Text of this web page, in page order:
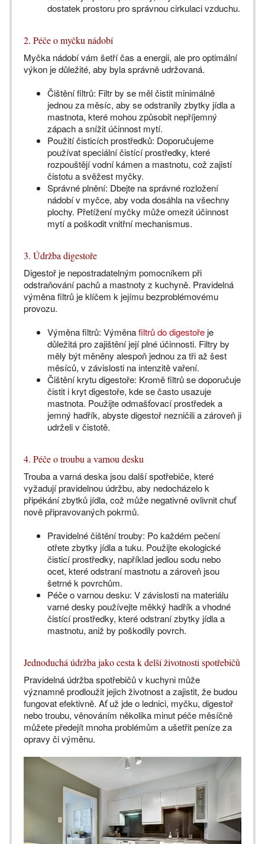
dostatek prostoru pro správnou cirkulaci vzduchu.
2. Péče o myčku nádobí
Myčka nádobí vám šetří čas a energii, ale pro optimální
výkon je důležité, aby byla správně udržovaná.
Čištění filtrů: Filtr by se měl čistit minimálně
jednou za měsíc, aby se odstranily zbytky jídla a
mastnota, které mohou způsobit nepříjemný
zápach a snížit účinnost mytí.
Použití čisticích prostředků: Doporučujeme
používat speciální čistící prostředky, které
rozpouštějí vodní kámen a mastnotu, což zajistí
čistotu a svěžest myčky.
Správné plnění: Dbejte na správné rozložení
nádobí v myčce, aby voda dosáhla na všechny
plochy. Přetížení myčky může omezit účinnost
mytí a poškodit vnitřní mechanismus.
3. Údržba digestoře
Digestoř je nepostradatelným pomocníkem při
odstraňování pachů a mastnoty z kuchyně. Pravidelná
výměna filtrů je klíčem k jejímu bezproblémovému
provozu.
Výměna filtrů: Výměnafiltrů do digestoře je
důležitá pro zajištění její plné účinnosti. Filtry by
měly být měněny alespoň jednou za tři až šest
měsíců, v závislosti na intenzitě vaření.
Čištění krytu digestoře: Kromě filtrů se doporučuje
čistit i kryt digestoře, kde se často usazuje
mastnota. Použijte odmašťovací prostředek a
jemný hadřík, abyste digestoř nezničili a zároveň ji
udrželi v čistotě.
4. Péče o troubu a varnou desku
Trouba a varná deska jsou další spotřebiče, které
vyžadují pravidelnou údržbu, aby nedocházelo k
připékání zbytků jídla, což může negativně ovlivnit chuť
nově připravovaných pokrmů.
Pravidelné čištění trouby: Po každém pečení
otřete zbytky jídla a tuku. Použijte ekologické
čisticí prostředky, například jedlou sodu nebo
ocet, které odstraní mastnotu a zároveň jsou
šetrné k povrchům.
Péče o varnou desku: V závislosti na materiálu
varné desky používejte měkký hadřík a vhodné
čistící prostředky, které odstraní zbytky jídla a
mastnotu, aniž by poškodily povrch.
Jednoduchá údržba jako cesta k delší životnosti spotřebičů
Pravidelná údržba spotřebičů v kuchyni může
významně prodloužit jejich životnost a zajistit, že budou
fungovat efektivně. Ať už jde o lednici, myčku, digestoř
nebo troubu, věnováním několika minut péče měsíčně
můžete předejít mnoha problémům a ušetřit peníze za
opravy či výměnu.